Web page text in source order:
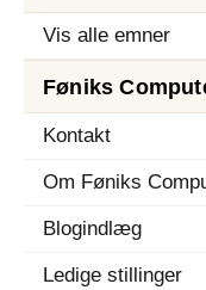
Vis alle emner
Føniks
Kontakt
Om Føniks
Blogindlæg
Ledige stillinger